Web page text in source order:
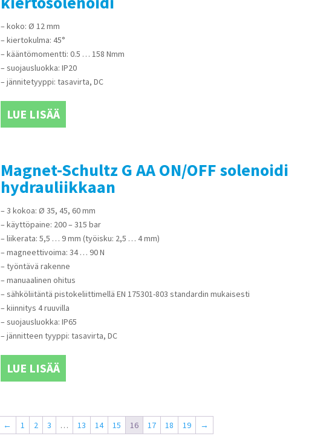
– koko: Ø 12 mm
– kiertokulma: 45°
– kääntömomentti: 0.5 … 158 Nmm
– suojausluokka: IP20
– jännitetyyppi: tasavirta, DC
LUE LISÄÄ
Magnet-Schultz G AA ON/OFF solenoidi
hydrauliikkaan
– 3 kokoa: Ø 35, 45, 60 mm
– käyttöpaine: 200 – 315 bar
– liikerata: 5,5 … 9 mm (työisku: 2,5 … 4 mm)
– magneettivoima: 34 … 90 N
– työntävä rakenne
– manuaalinen ohitus
– sähköliitäntä pistokeliittimellä EN 175301-803 standardin mukaisesti
– kiinnitys 4 ruuvilla
– suojausluokka: IP65
– jännitteen tyyppi: tasavirta, DC
LUE LISÄÄ
← 1 2 3 … 13 14 15 16 17 18 19 →